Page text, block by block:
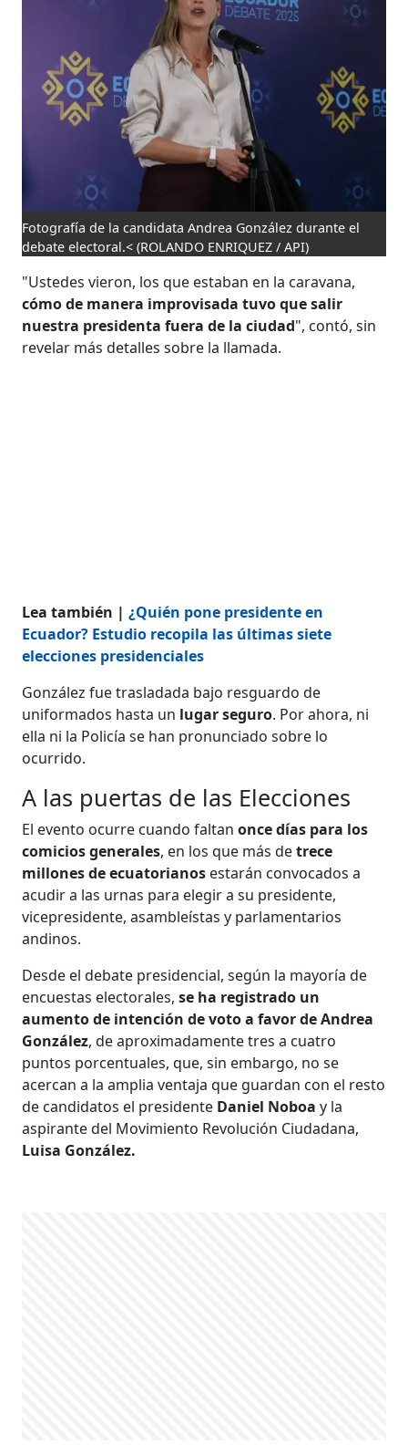
Fotografía de la candidata Andrea González durante el
debate electoral.< (ROLANDO ENRIQUEZ / API)
"Ustedes vieron, los que estaban en la caravana,
cómo de manera improvisada tuvo que salir
nuestra presidenta fuera de la ciudad", contó, sin
revelar más detalles sobre la llamada.
Lea también |¿Quién pone presidente en
Ecuador? Estudio recopila las últimas siete
elecciones presidenciales
González fue trasladada bajo resguardo de
uniformados hasta un lugar seguro. Por ahora, ni
ella ni la Policía se han pronunciado sobre lo
ocurrido.
A las puertas de las Elecciones
El evento ocurre cuando faltanonce días para los
comicios generales, en los que más detrece
millones de ecuatorianos estarán convocados a
acudir a las urnas para elegir a su presidente,
vicepresidente, asambleístas y parlamentarios
andinos.
Desde el debate presidencial, según la mayoría de
encuestas electorales, se ha registrado un
aumento de intención de voto a favor de Andrea
González, de aproximadamente tres a cuatro
puntos porcentuales, que, sin embargo, no se
acercan a la amplia ventaja que guardan con el resto
de candidatos el presidente Daniel Noboay la
aspirante del Movimiento Revolución Ciudadana,
Luisa González.